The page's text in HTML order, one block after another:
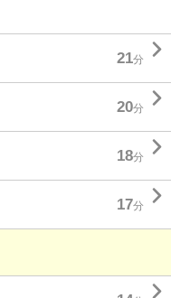
21分 
20分 
18分 
17分 